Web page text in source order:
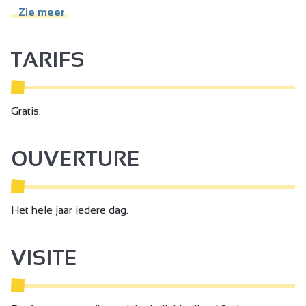
Zie meer
TARIFS
Gratis.
OUVERTURE
Het hele jaar iedere dag.
VISITE